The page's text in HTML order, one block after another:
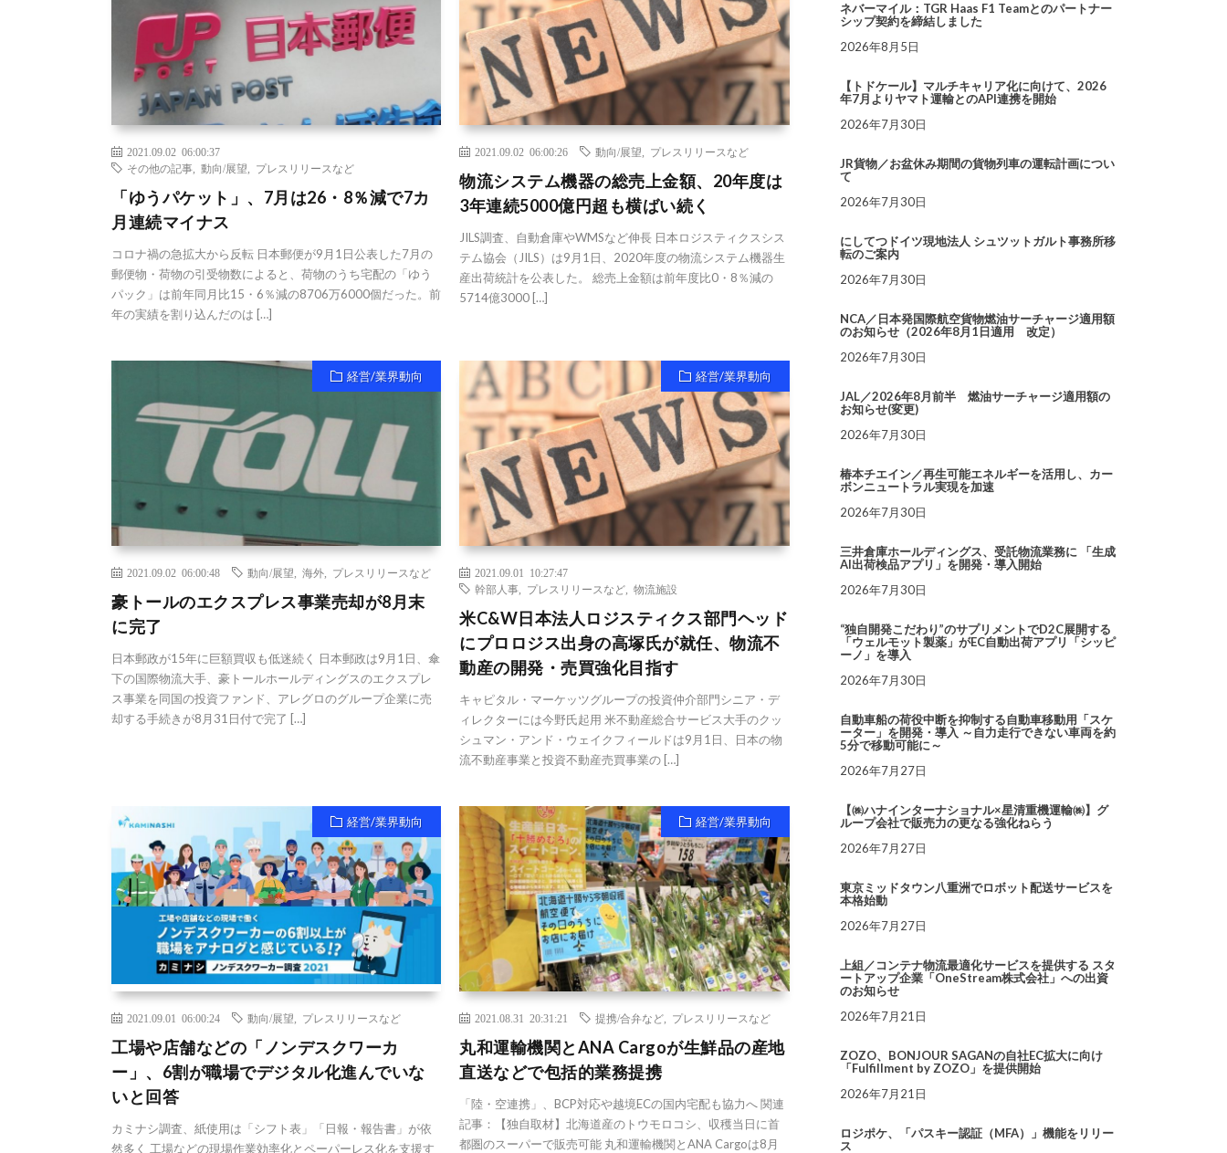
2021.09.02 06:00:37
その他の記事
動向/展望 プレスリリースなど
「ゆうパケット」、7月は26・8％減で7カ
月連続マイナス
コロナ禍の急拡大から反転 日本郵便が9月1日公表した7月の
郵便物・荷物の引受物数によると、荷物のうち宅配の「ゆう
パック」は前年同月比15・6％減の8706万6000個だった。前
年の実績を割り込んだのは […]
2021.09.02 06:00:26 動向/展望 プレスリリースなど
物流システム機器の総売上金額、20年度は
3年連続5000億円超も横ばい続く
JILS調査、自動倉庫やWMSなど伸長 日本ロジスティクスシス
テム協会（JILS）は9月1日、2020年度の物流システム機器生
産出荷統計を公表した。 総売上金額は前年度比0・8％減の
5714億3000 […]
経営/業界動向
2021.09.02 06:00:48 動向/展望 海外 プレスリリースなど
豪トールのエクスプレス事業売却が8月末
に完了
日本郵政が15年に巨額買収も低迷続く 日本郵政は9月1日、傘
下の国際物流大手、豪トールホールディングスのエクスプレ
ス事業を同国の投資ファンド、アレグロのグループ企業に売
却する手続きが8月31日付で完了 […]
経営/業界動向
2021.09.01 10:27:47
幹部人事
プレスリリースなど ,物流施設
米C&W日本法人ロジスティクス部門ヘッド
にプロロジス出身の高塚氏が就任、物流不
動産の開発・売買強化目指す
キャピタル・マーケッツグループの投資仲介部門シニア・デ
ィレクターには今野氏起用 米不動産総合サービス大手のクッ
シュマン・アンド・ウェイクフィールドは9月1日、日本の物
流不動産事業と投資不動産売買事業の […]
経営/業界動向
2021.09.01 06:00:24 動向/展望 プレスリリースなど
工場や店舗などの「ノンデスクワーカ
ー」、6割が職場でデジタル化進んでいな
いと回答
カミナシ調査、紙使用は「シフト表」「日報・報告書」が依
然多く 工場などの現場作業効率化とペーパーレス化を支援す
経営/業界動向
2021.08.31 20:31:21 提携/合弁など プレスリリースなど
丸和運輸機関とANA Cargoが生鮮品の産地
直送などで包括的業務提携
「陸・空連携」、BCP対応や越境ECの国内宅配も協力へ 関連
記事：【独自取材】北海道産のトウモロコシ、収穫当日に首
都圏のスーパーで販売可能 丸和運輸機関とANA Cargoは8月
ネバーマイル：TGR Haas F1 Teamとのパートナー
シップ契約を締結しました
2026年8月5日
【トドケール】マルチキャリア化に向けて、2026
年7月よりヤマト運輸とのAPI連携を開始
2026年7月30日
JR貨物／お盆休み期間の貨物列車の運転計画につい
て
2026年7月30日
にしてつドイツ現地法人 シュツットガルト事務所移
転のご案内
2026年7月30日
NCA／日本発国際航空貨物燃油サーチャージ適用額
のお知らせ（2026年8月1日適用 改定）
2026年7月30日
JAL／2026年8月前半 燃油サーチャージ適用額の
お知らせ(変更)
2026年7月30日
椿本チエイン／再生可能エネルギーを活用し、カー
ボンニュートラル実現を加速
2026年7月30日
三井倉庫ホールディングス、受託物流業務に 「生成
AI出荷検品アプリ」を開発・導入開始
2026年7月30日
“独自開発こだわり”のサプリメントでD2C展開する
「ウェルモット製薬」がEC自動出荷アプリ「シッピ
ーノ」を導入
2026年7月30日
自動車船の荷役中断を抑制する自動車移動用「スケ
ーター」を開発・導入 ～自力走行できない車両を約
5分で移動可能に～
2026年7月27日
【㈱ハナインターナショナル×星清重機運輸㈱】グ
ループ会社で販売力の更なる強化ねらう
2026年7月27日
東京ミッドタウン八重洲でロボット配送サービスを
本格始動
2026年7月27日
上組／コンテナ物流最適化サービスを提供する スタ
ートアップ企業「OneStream株式会社」への出資
のお知らせ
2026年7月21日
ZOZO、BONJOUR SAGANの自社EC拡大に向け
「Fulfillment by ZOZO」を提供開始
2026年7月21日
ロジポケ、「パスキー認証（MFA）」機能をリリー
ス